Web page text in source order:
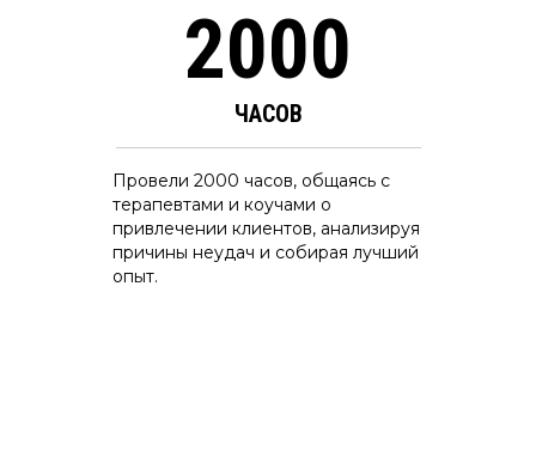
Провели 2000 часов, общаясь с
терапевтами и коучами о
привлечении клиентов, анализируя
причины неудач и собирая лучший
опыт.
2000
ЧАСОВ